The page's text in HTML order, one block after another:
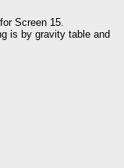
Screen 15.
is by gravity table and